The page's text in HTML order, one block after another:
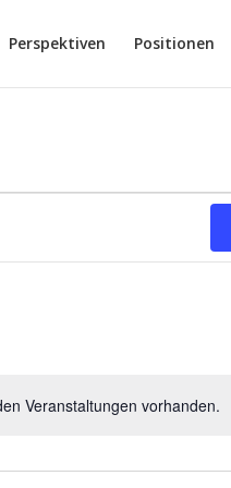
Perspektiven Positionen
Hinweis
Veranstaltungen vorhanden.